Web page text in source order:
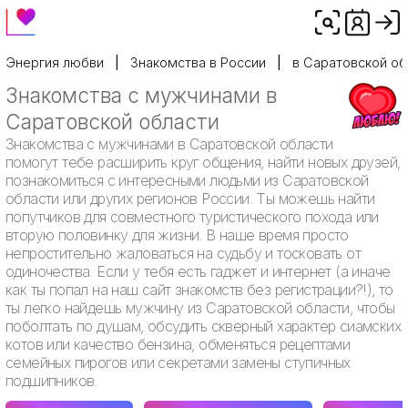
Энергия любви Знакомства в России в Саратовской
Знакомства с мужчинами в
Саратовской области
Знакомства с мужчинами в Саратовской области
помогут тебе расширить круг общения, найти новых друзей,
познакомиться с интересными людьми из Саратовской
области или других регионов России. Ты можешь найти
попутчиков для совместного туристического похода или
вторую половинку для жизни. В наше время просто
непростительно жаловаться на судьбу и тосковать от
одиночества. Если у тебя есть гаджет и интернет (а иначе
как ты попал на наш сайт знакомств без регистрации?!), то
ты легко найдешь мужчину из Саратовской области, чтобы
поболтать по душам, обсудить скверный характер сиамских
котов или качество бензина, обменяться рецептами
семейных пирогов или секретами замены ступичных
подшипников.